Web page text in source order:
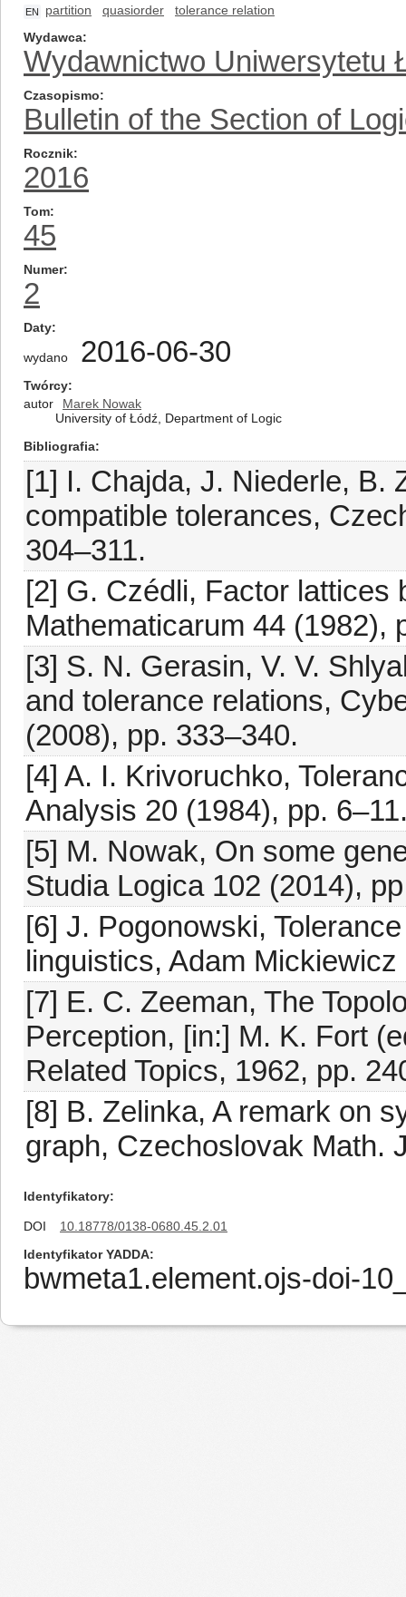
EN partition quasiorder
tolerance relation
Wydawca
Wydawnictwo Uniwersytetu
Czasopismo
Bulletin of the Section of
Rocznik
2016
Tom
45
Numer
2
Daty
wydano 2016-06-30
Twórcy
autor
Marek Nowak
University of Łódź, Department of Logic
Bibliografia
[1] I. Chajda, J. Niederle, B.
compatible tolerances,
304–311.
[2] G. Czédli, Factor lattices
Mathematicarum 44 (1982),
[3] S. N. Gerasin, V. V.
and tolerance relations,
(2008), pp. 333–340.
[4] A. I. Krivoruchko,
Analysis 20 (1984), pp.
[5] M. Nowak, On some
Studia Logica 102 (2014),
[6] J. Pogonowski,
linguistics, Adam
[7] E. C. Zeeman, The
Perception, [in:] M. K. Fort
Related Topics, 1962, pp.
[8] B. Zelinka, A remark on
graph, Czechoslovak Math.
Identyfikatory
DOI
10.18778/0138-0680.45.2.01
Identyfikator YADDA
bwmeta1.element.ojs-doi-